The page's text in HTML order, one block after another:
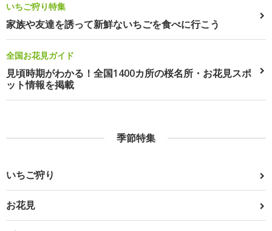
いちご狩り特集
家族や友達を誘って新鮮ないちごを食べに行こう
全国お花見ガイド
見頃時期がわかる！全国1400カ所の桜名所・お花見スポ
ット情報を掲載
季節特集
いちご狩り
お花見